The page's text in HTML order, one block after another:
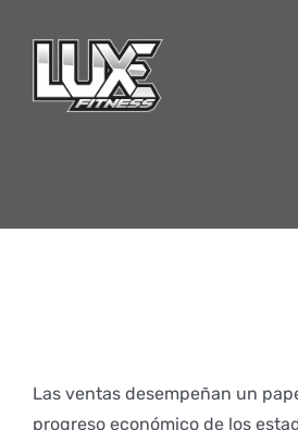
Las ventas desempeñan un
progreso económico de los